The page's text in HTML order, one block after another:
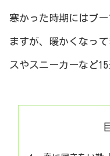
寒かった時期にはブ
ますが、暖かくなっ
スやスニーカーなど